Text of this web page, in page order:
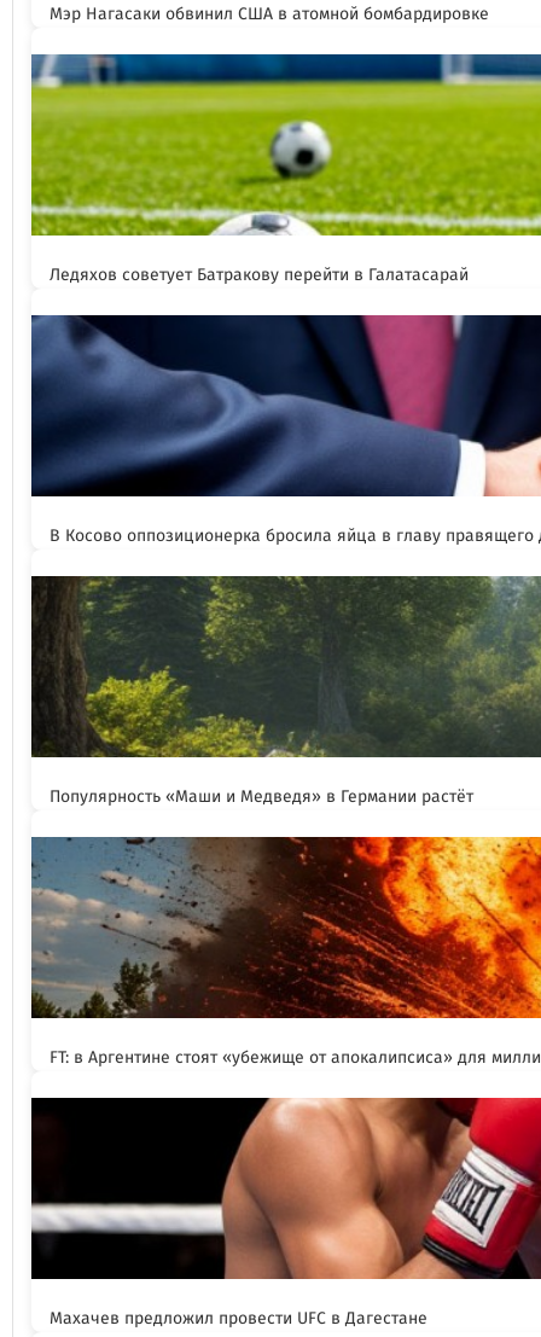
Мэр Нагасаки обвинил США в атомной бомбардировке
Ледяхов советует Батракову перейти в Галатасарай
В Косово оппозиционерка бросила яйца в главу
Популярность «Маши и Медведя» в Германии растёт
FT: в Аргентине стоят «убежище от апокалипсиса» для
Махачев предложил провести UFC в Дагестане